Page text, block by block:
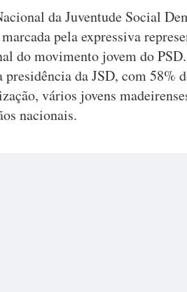
da Juventude Social
pela expressiva
do movimento jovem do
da JSD, com 58%
vários jovens
nacionais.